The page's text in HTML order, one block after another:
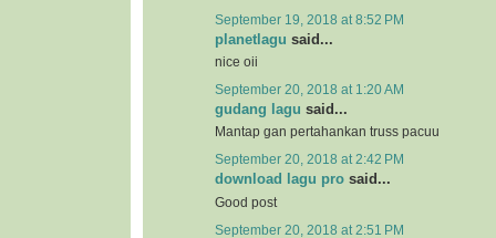
September 19, 2018 at 8:52 PM
planetlagu said...
nice oii
September 20, 2018 at 1:20 AM
gudang lagu said...
Mantap gan pertahankan truss pacuu
September 20, 2018 at 2:42 PM
download lagu pro said...
Good post
September 20, 2018 at 2:51 PM